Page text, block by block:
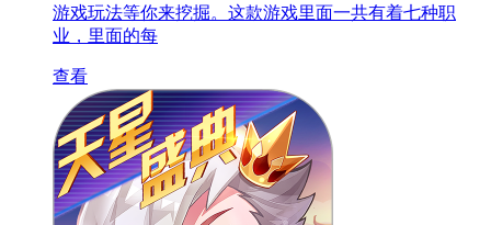
游戏玩法等你来挖掘。这款游戏里面一共有着七种职
业，里面的每
查看